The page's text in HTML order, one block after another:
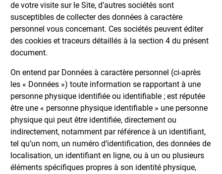
de votre visite sur le Site, d’autres sociétés sont
susceptibles de collecter des données à caractère
personnel vous concernant. Ces sociétés peuvent éditer
des cookies et traceurs détaillés à la section 4 du présent
document.
On entend par Données à caractère personnel (ci-après
les « Données ») toute information se rapportant à une
personne physique identifiée ou identifiable ; est réputée
être une « personne physique identifiable » une personne
physique qui peut être identifiée, directement ou
indirectement, notamment par référence à un identifiant,
tel qu’un nom, un numéro d’identification, des données de
localisation, un identifiant en ligne, ou à un ou plusieurs
éléments spécifiques propres à son identité physique,